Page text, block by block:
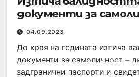
документи за
04.09.2023
До края на годината изтича
документи за самоличност –
задгранични паспорти и